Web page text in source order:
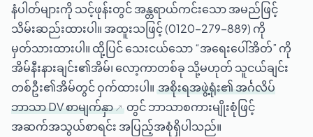
နံပါတ်များကို သင့်ဖုန်းတွင် အန္တရာယ်ကင်းသော အမည်ဖြင့်
သိမ်းဆည်းထားပါ။ အထူးသဖြင့် (0120-279-889) ကို
မှတ်သားထားပါ။ ထို့ပြင် သေးငယ်သော “အရေးပေါ်အိတ်” ကို
အိမ်နီးနားချင်း၏အိမ်၊ လော့ကာတစ်ခု သို့မဟုတ် သူငယ်ချင်း
တစ်ဦး၏အိမ်တွင် ဝှက်ထားပါ။ အစိုးရအဖွဲ့ရုံး၏ အင်္ဂလိပ်
ဘာသာ DV စာမျက်နှာ
တွင် ဘာသာစကားမျိုးစုံဖြင့်
အဆက်အသွယ်စာရင်း အပြည့်အစုံရှိပါသည်။